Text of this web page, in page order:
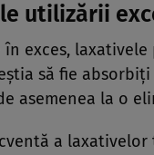
utilizării
exces,
să fie
asemenea la o
a